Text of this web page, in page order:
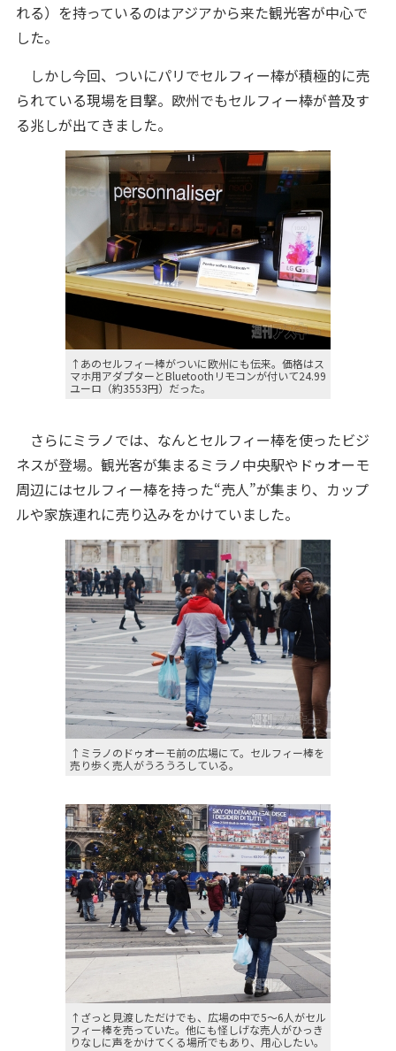
れる）を持っているのはアジアから来た観光客が中心で
した。
しかし今回、ついにパリでセルフィー棒が積極的に売
られている現場を目撃。欧州でもセルフィー棒が普及す
る兆しが出てきました。
↑あのセルフィー棒がついに欧州にも伝来。価格はス
マホ用アダプターとBluetoothリモコンが付いて24.99
ユーロ（約3553円）だった。
さらにミラノでは、なんとセルフィー棒を使ったビジ
ネスが登場。観光客が集まるミラノ中央駅やドゥオーモ
周辺にはセルフィー棒を持った“売人”が集まり、カップ
ルや家族連れに売り込みをかけていました。
↑ミラノのドゥオーモ前の広場にて。セルフィー棒を
売り歩く売人がうろうろしている。
↑ざっと見渡しただけでも、広場の中で5～6人がセル
フィー棒を売っていた。他にも怪しげな売人がひっき
りなしに声をかけてくる場所でもあり、用心したい。